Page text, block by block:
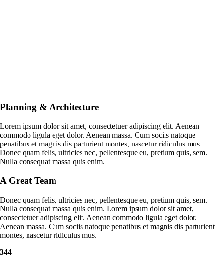
Planning & Architecture
Lorem ipsum dolor sit amet, consectetuer adipiscing elit. Aenean
commodo ligula eget dolor. Aenean massa. Cum sociis natoque
penatibus et magnis dis parturient montes, nascetur ridiculus mus.
Donec quam felis, ultricies nec, pellentesque eu, pretium quis, sem.
Nulla consequat massa quis enim.
A Great Team
Donec quam felis, ultricies nec, pellentesque eu, pretium quis, sem.
Nulla consequat massa quis enim. Lorem ipsum dolor sit amet,
consectetuer adipiscing elit. Aenean commodo ligula eget dolor.
Aenean massa. Cum sociis natoque penatibus et magnis dis parturient
montes, nascetur ridiculus mus.
344